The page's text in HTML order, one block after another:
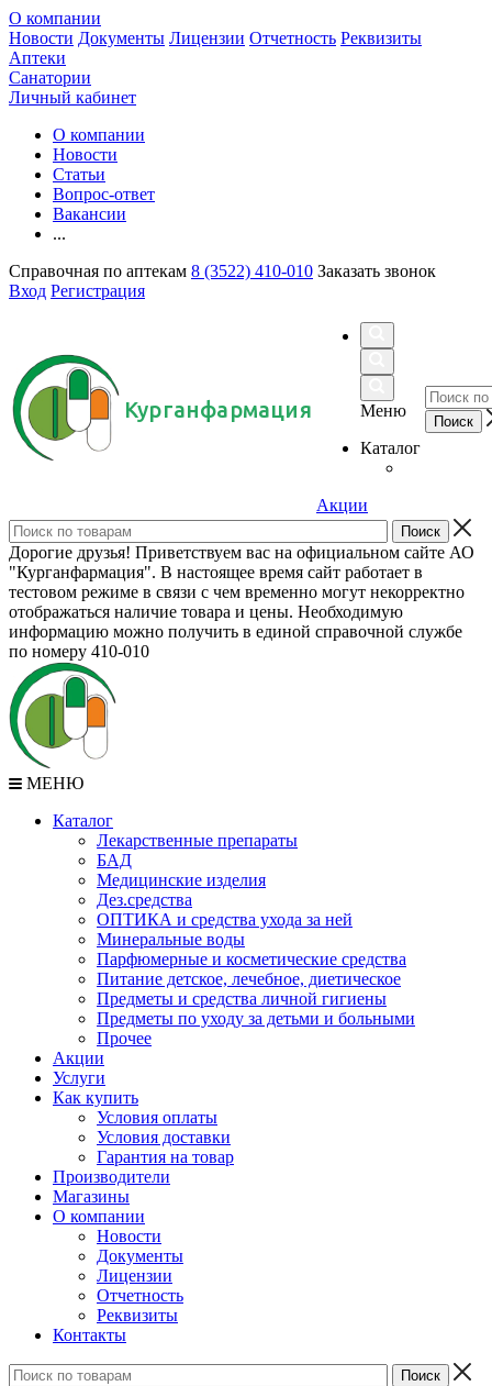
О компании
Новости Документы Лицензии Отчетность Реквизиты
Аптеки
Санатории
Личный кабинет
О компании
Новости
Статьи
Вопрос-ответ
Вакансии
...
Справочная по аптекам 8 (3522) 410-010 Заказать звонок
Вход Регистрация
Курганфармация
Меню
Каталог
Акции
Дорогие друзья! Приветствуем вас на официальном сайте АО
"Курганфармация". В настоящее время сайт работает в
тестовом режиме в связи с чем временно могут некорректно
отображаться наличие товара и цены. Необходимую
информацию можно получить в единой справочной службе
по номеру 410-010
МЕНЮ
Каталог
Лекарственные препараты
БАД
Медицинские изделия
Дез.средства
ОПТИКА и средства ухода за ней
Минеральные воды
Парфюмерные и косметические средства
Питание детское, лечебное, диетическое
Предметы и средства личной гигиены
Предметы по уходу за детьми и больными
Прочее
Акции
Услуги
Как купить
Условия оплаты
Условия доставки
Гарантия на товар
Производители
Магазины
О компании
Новости
Документы
Лицензии
Отчетность
Реквизиты
Контакты